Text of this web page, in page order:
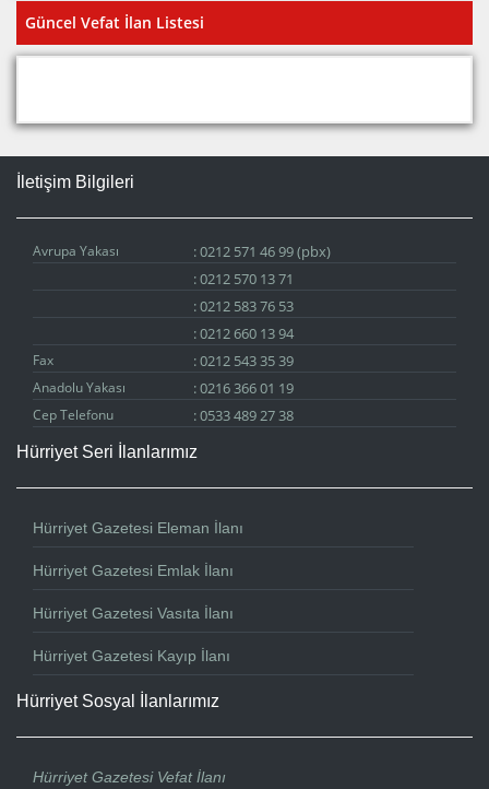
Güncel Vefat İlan Listesi
İletişim Bilgileri
Avrupa Yakası :0212 571 46 99 (pbx)
:0212 570 13 71
:0212 583 76 53
:0212 660 13 94
Fax :0212 543 35 39
Anadolu Yakası :0216 366 01 19
Cep Telefonu :0533 489 27 38
Hürriyet Seri İlanlarımız
Hürriyet Gazetesi Eleman İlanı
Hürriyet Gazetesi Emlak İlanı
Hürriyet Gazetesi Vasıta İlanı
Hürriyet Gazetesi Kayıp İlanı
Hürriyet Sosyal İlanlarımız
Hürriyet Gazetesi Vefat İlanı